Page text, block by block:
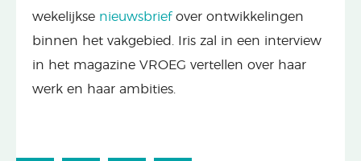
wekelijkse nieuwsbriefover ontwikkelingen
binnen het vakgebied. Iris zal in een interview
in het magazine VROEG vertellen over haar
werk en haar ambities.